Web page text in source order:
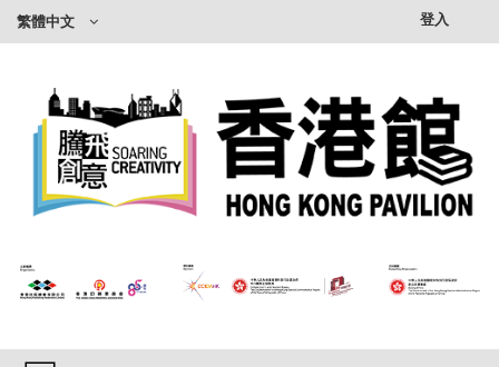
繁體中文 登入